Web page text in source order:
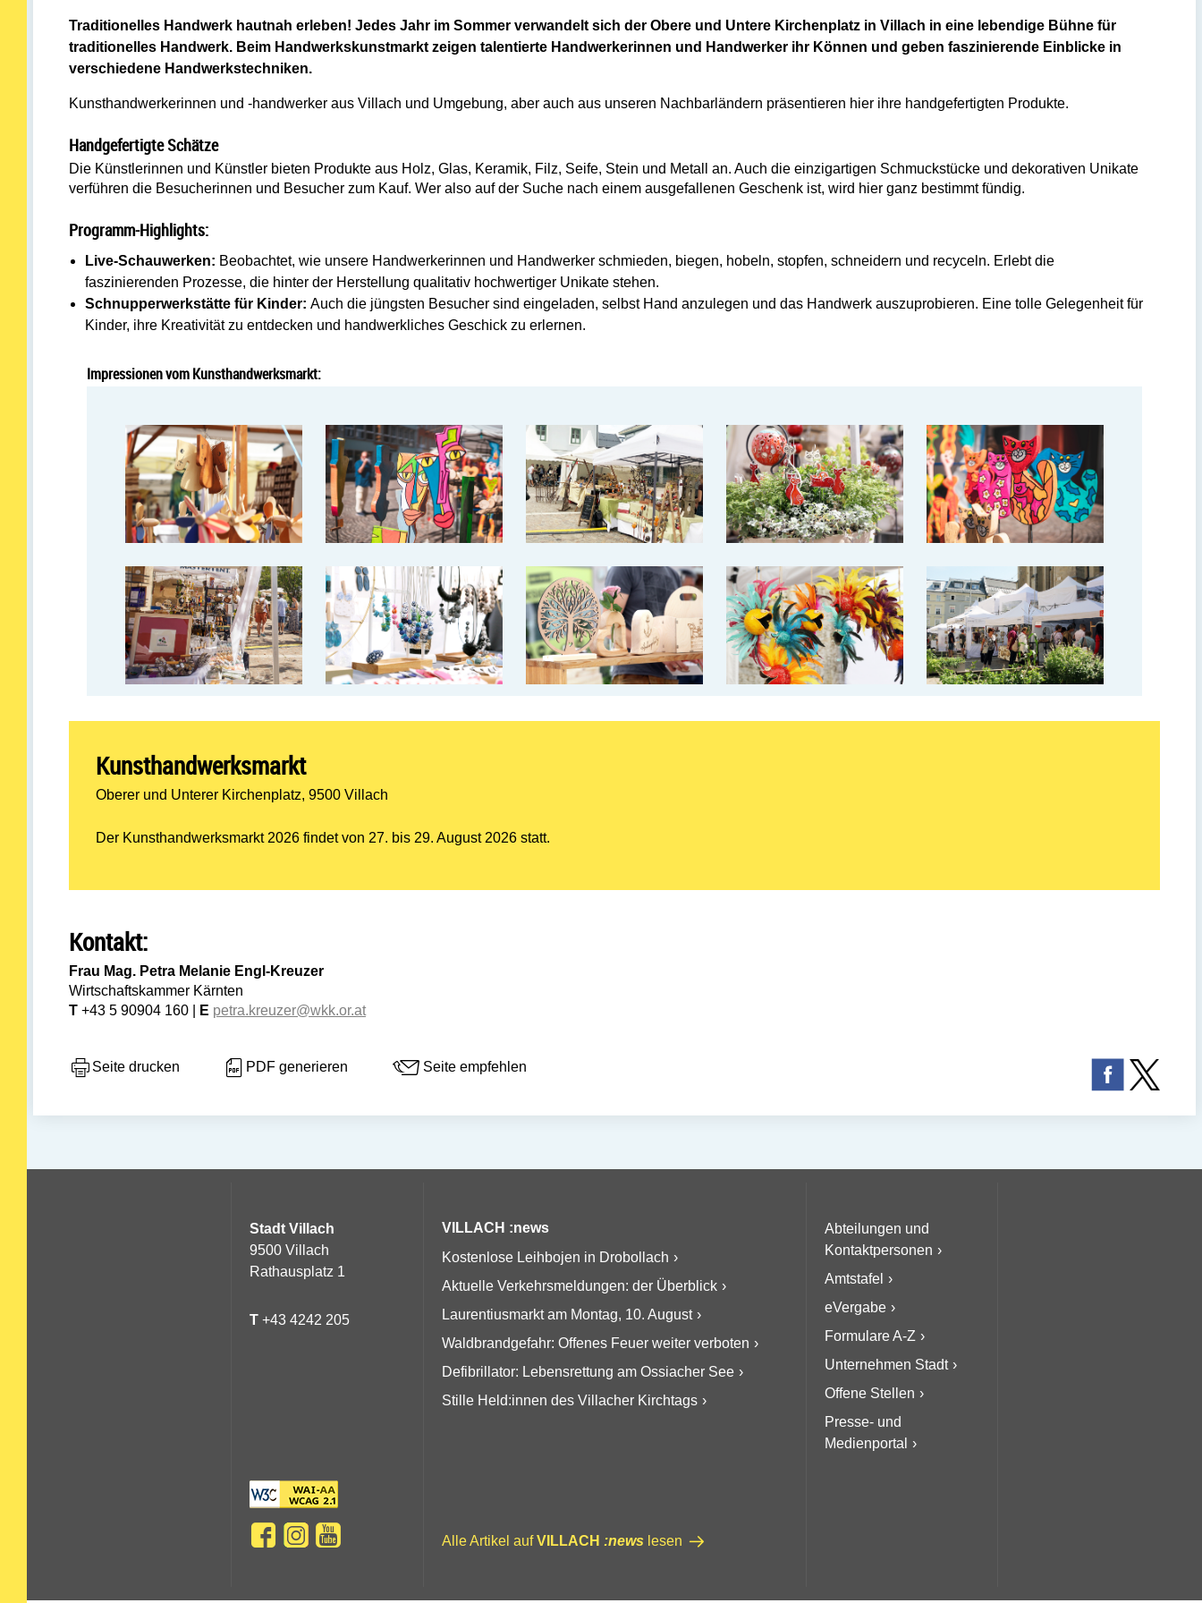
Traditionelles Handwerk hautnah erleben! Jedes Jahr im Sommer verwandelt sich der Obere und Untere Kirchenplatz in Villach in eine lebendige Bühne für
traditionelles Handwerk. Beim Handwerkskunstmarkt zeigen talentierte Handwerkerinnen und Handwerker ihr Können und geben faszinierende Einblicke in
verschiedene Handwerkstechniken.
Kunsthandwerkerinnen und -handwerker aus Villach und Umgebung, aber auch aus unseren Nachbarländern präsentieren hier ihre handgefertigten Produkte.
Handgefertigte Schätze
Die Künstlerinnen und Künstler bieten Produkte aus Holz, Glas, Keramik, Filz, Seife, Stein und Metall an. Auch die einzigartigen Schmuckstücke und dekorativen Unikate
verführen die Besucherinnen und Besucher zum Kauf. Wer also auf der Suche nach einem ausgefallenen Geschenk ist, wird hier ganz bestimmt fündig.
Programm-Highlights:
Live-Schauwerken: Beobachtet, wie unsere Handwerkerinnen und Handwerker schmieden, biegen, hobeln, stopfen, schneidern und recyceln. Erlebt die
faszinierenden Prozesse, die hinter der Herstellung qualitativ hochwertiger Unikate stehen.
Schnupperwerkstätte für Kinder: Auch die jüngsten Besucher sind eingeladen, selbst Hand anzulegen und das Handwerk auszuprobieren. Eine tolle Gelegenheit für
Kinder, ihre Kreativität zu entdecken und handwerkliches Geschick zu erlernen.
Impressionen vom Kunsthandwerksmarkt:
Kunsthandwerksmarkt
Oberer und Unterer Kirchenplatz, 9500 Villach
Der Kunsthandwerksmarkt 2026 findet von 27. bis 29. August 2026 statt.
Kontakt:
Frau Mag. Petra Melanie Engl-Kreuzer
Wirtschaftskammer Kärnten
T +43 5 90904 160 | E petra.kreuzer@wkk.or.at
Seite drucken PDF generieren Seite empfehlen
Stadt Villach
9500 Villach
Rathausplatz 1
T +43 4242 205
VILLACH :news
Kostenlose Leihbojen in Drobollach
Aktuelle Verkehrsmeldungen: der Überblick
Laurentiusmarkt am Montag, 10. August
Waldbrandgefahr: Offenes Feuer weiter verboten
Defibrillator: Lebensrettung am Ossiacher See
Stille Held:innen des Villacher Kirchtags
Alle Artikel aufVILLACH :news lesen
Abteilungen und
Kontaktpersonen
Amtstafel
eVergabe
Formulare A-Z
Unternehmen Stadt
Offene Stellen
Presse- und
Medienportal